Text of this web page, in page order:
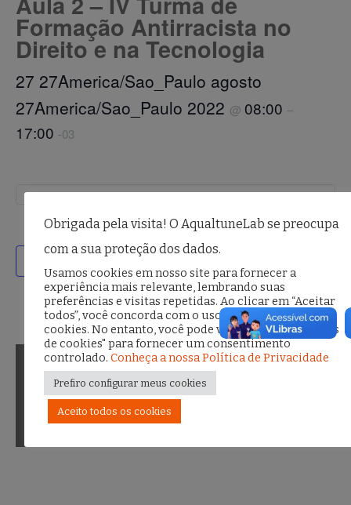
Formação Antirracista no
Direito e na Tecnologia
27 27America/Sao_Paulo agosto
27America/Sao_Paulo 2022 @ 08:00 –
17:00 -03
Adicionar ao calendário
Facebook
Evento
Navegação
Ciclo Formativo em
Direitos Digitais e
Proteção de Dados
Pessoais para
Mês da Filantropia
Obrigada pela visita! O AqualtuneLab se preocupa
com a sua proteção dos dados.
Usamos cookies em nosso site para fornecer a
experiência mais relevante, lembrando suas
preferências e visitas repetidas. Ao clicar em “Aceitar
todos”, você concorda com o uso de TODOS os
cookies. No entanto, você pode visitar "Configurações
de cookies" para fornecer um consentimento
controlado. Conheça a nossa Política de Privacidade
Prefiro configurar meus cookies
Aceito todos os cookies